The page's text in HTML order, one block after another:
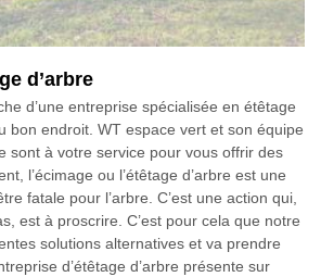
d’arbre
d’une entreprise spécialisée en étêtage
bon endroit. WT espace vert et son équipe
sont à votre service pour vous offrir des
l’écimage ou l’étêtage d’arbre est une
fatale pour l’arbre. C’est une action qui,
est à proscrire. C’est pour cela que notre
solutions alternatives et va prendre
d’étêtage d’arbre présente sur